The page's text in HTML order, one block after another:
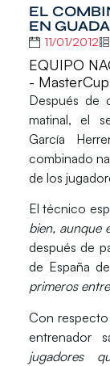
EL
EN
11/01/2012
EQUIPO
-
Después de
matinal, el
García
combinado
de los
El técnico
bien, aunque
después de
de España
primeros
Con
entrenador
jugadores